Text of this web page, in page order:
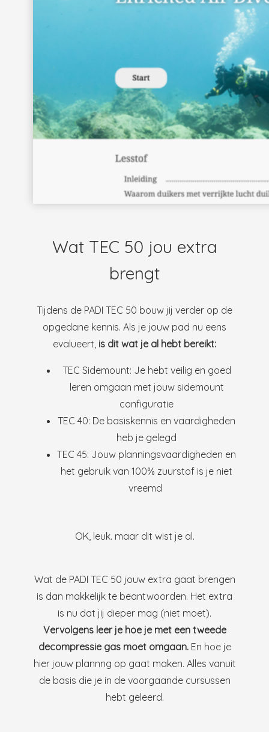
Wat TEC 50 jou extra
brengt
Tijdens de PADI TEC 50 bouw jij verder op de
opgedane kennis. Als je jouw pad nu eens
evalueert, is dit wat je al hebt bereikt:
TEC Sidemount: Je hebt veilig en goed
leren omgaan met jouw sidemount
configuratie
TEC 40: De basiskennis en vaardigheden
heb je gelegd
TEC 45: Jouw planningsvaardigheden en
het gebruik van 100% zuurstof is je niet
vreemd
OK, leuk. maar dit wist je al.
Wat de PADI TEC 50 jouw extra gaat brengen
is dan makkelijk te beantwoorden. Het extra
is nu dat jij dieper mag (niet moet).
Vervolgens leer je hoe je met een tweede
decompressie gas moet omgaan. En hoe je
hier jouw plannng op gaat maken. Alles vanuit
de basis die je in de voorgaande cursussen
hebt geleerd.